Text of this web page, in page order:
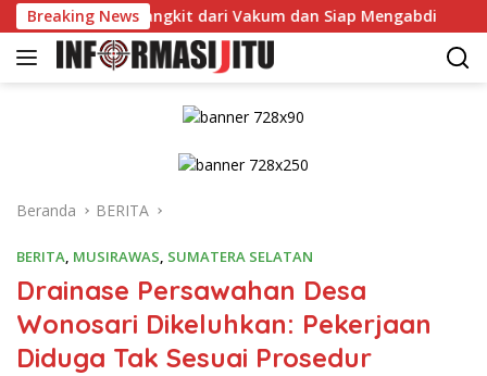
Langsung
ke
konten
Breaking News
Bangkit dari Vakum dan Siap Mengabdi
Beranda BERITA
BERITA MUSIRAWAS SUMATERA SELATAN
Drainase Persawahan Desa
Wonosari Dikeluhkan: Pekerjaan
Diduga Tak Sesuai Prosedur